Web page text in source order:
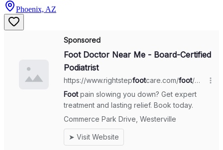
Phoenix, AZ